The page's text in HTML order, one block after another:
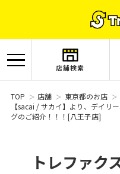
店舗検索
TOP 店舗 東京都のお店
【sacai / サカイ】より、デイリ
グのご紹介！！！[八王子店]
トレファク